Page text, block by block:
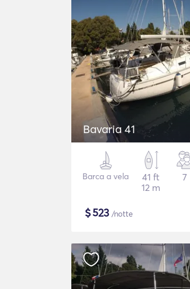
Bavaria 41
Barca a vela
41 ft
12 m
7
$523 /notte